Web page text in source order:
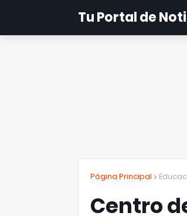
Tu Portal de
Página Principal
Centro